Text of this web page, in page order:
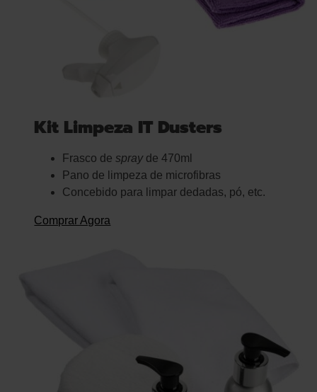
Kit Limpeza IT Dusters
Frasco desprayde 470ml
Pano de limpeza de microfibras
Concebido para limpar dedadas, pó, etc.
Comprar Agora